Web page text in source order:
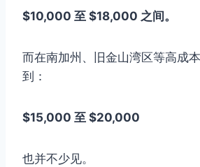
$10,000 至 $18,000 之间。
而在南加州、旧金山湾区等高成
到：
$15,000 至 $20,000
也并不少见。